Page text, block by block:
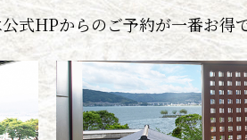
式HPからのご予約が一番お得